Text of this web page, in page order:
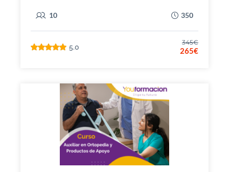
10 350
5.0
345€
265€